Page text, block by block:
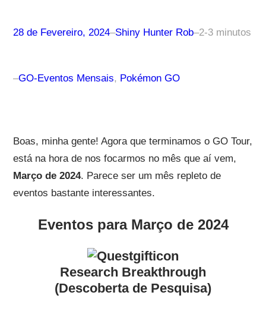
28 de Fevereiro, 2024–Shiny Hunter Rob–2-3 minutos
–GO-Eventos Mensais, Pokémon GO
Boas, minha gente! Agora que terminamos o GO Tour,
está na hora de nos focarmos no mês que aí vem,
Março de 2024. Parece ser um mês repleto de
eventos bastante interessantes.
Eventos para Março de 2024
Research Breakthrough
(Descoberta de Pesquisa)